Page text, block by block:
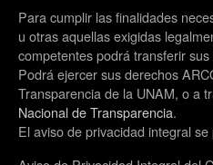
Para cumplir las finalidades
u otras aquellas exigidas
competentes podrá transferir
Podrá ejercer sus derechos
Transparencia de la UNAM, o a
Nacional de Transparencia.
El aviso de privacidad integral